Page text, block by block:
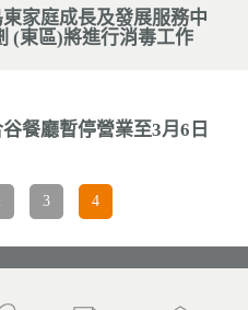
家庭成長及發展服務中
(東區)將進行消毒工作
餐廳暫停營業至3月6日
3 4